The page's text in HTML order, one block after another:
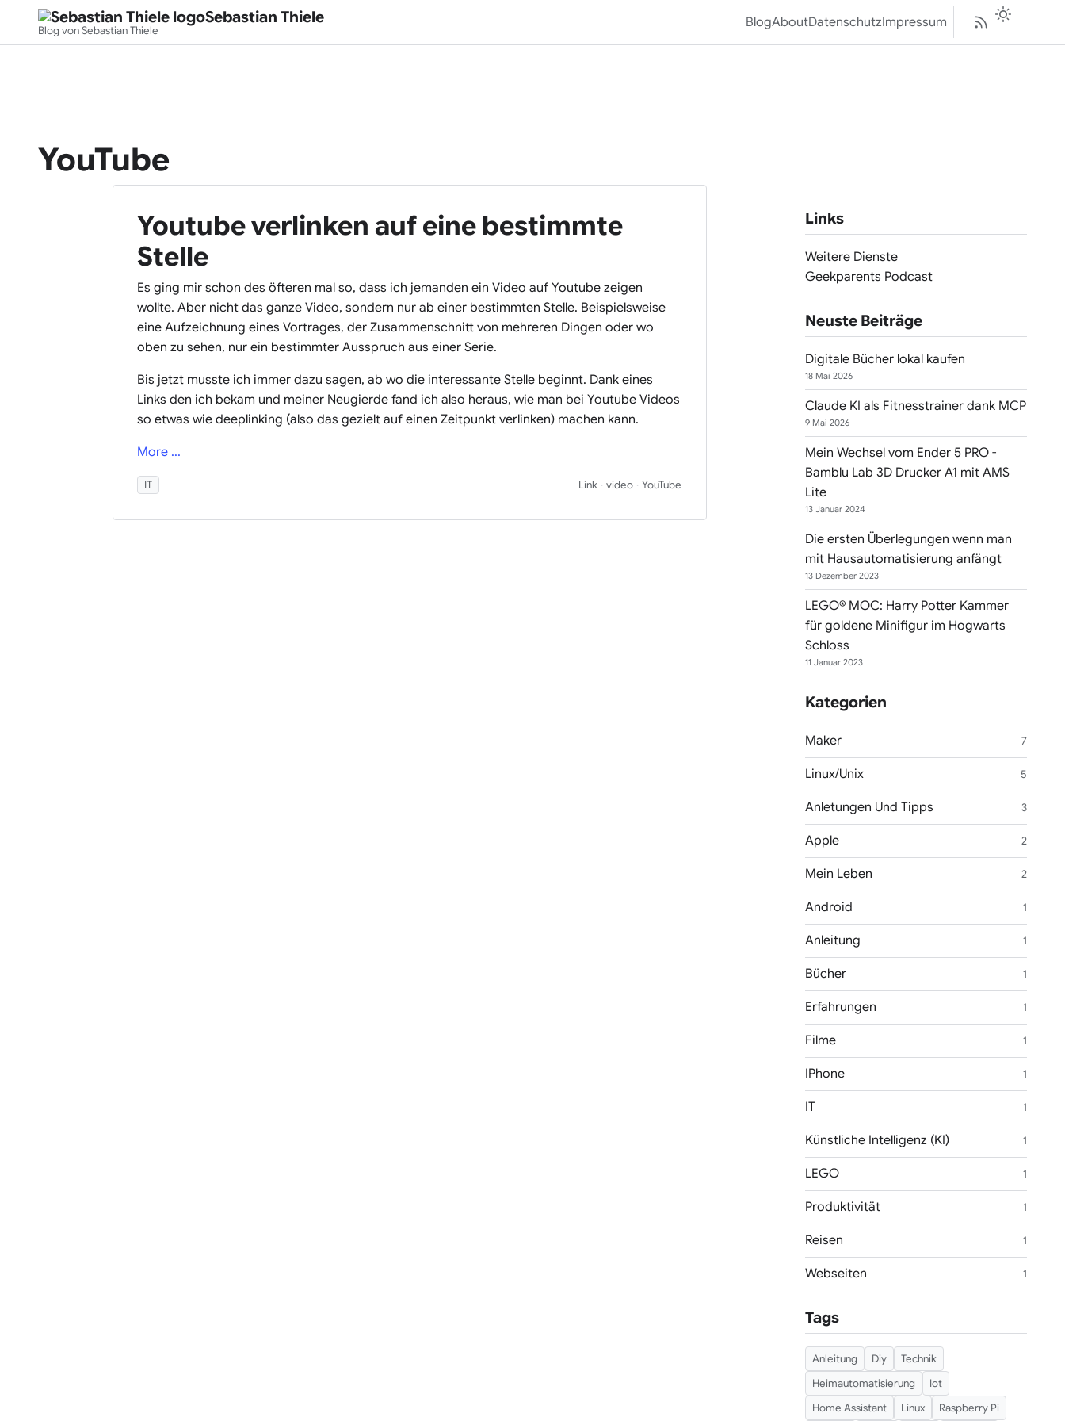
Sebastian Thiele
Blog von Sebastian Thiele
BlogAboutDatenschutzImpressum
YouTube
Youtube verlinken auf eine bestimmte
Stelle
Es ging mir schon des öfteren mal so, dass ich jemanden ein Video auf Youtube zeigen
wollte. Aber nicht das ganze Video, sondern nur ab einer bestimmten Stelle. Beispielsweise
eine Aufzeichnung eines Vortrages, der Zusammenschnitt von mehreren Dingen oder wo
oben zu sehen, nur ein bestimmter Ausspruch aus einer Serie.
Bis jetzt musste ich immer dazu sagen, ab wo die interessante Stelle beginnt. Dank eines
Links den ich bekam und meiner Neugierde fand ich also heraus, wie man bei Youtube Videos
so etwas wie deeplinking (also das gezielt auf einen Zeitpunkt verlinken) machen kann.
More ...
IT Link video YouTube
Links
Weitere Dienste
Geekparents Podcast
Neuste Beiträge
Digitale Bücher lokal kaufen
18 Mai 2026
Claude KI als Fitnesstrainer dank MCP
9 Mai 2026
Mein Wechsel vom Ender 5 PRO -
Bamblu Lab 3D Drucker A1 mit AMS
Lite
13 Januar 2024
Die ersten Überlegungen wenn man
mit Hausautomatisierung anfängt
13 Dezember 2023
LEGO® MOC: Harry Potter Kammer
für goldene Minifigur im Hogwarts
Schloss
11 Januar 2023
Kategorien
Maker 7
Linux/Unix 5
Anletungen Und Tipps 3
Apple 2
Mein Leben 2
Android 1
Anleitung 1
Bücher 1
Erfahrungen 1
Filme 1
IPhone 1
IT 1
Künstliche Intelligenz (KI) 1
LEGO 1
Produktivität 1
Reisen 1
Webseiten 1
Tags
Anleitung Diy
Technik
Heimautomatisierung
Iot
Home Assistant
Linux Raspberry Pi